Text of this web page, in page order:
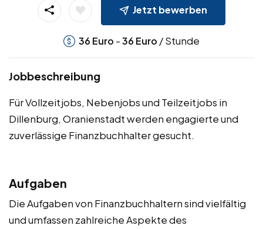
Jetzt bewerben
36 Euro -36 Euro / Stunde
Jobbeschreibung
Für Vollzeitjobs, Nebenjobs und Teilzeitjobs in
Dillenburg, Oranienstadt werden engagierte und
zuverlässige Finanzbuchhalter gesucht.
Aufgaben
Die Aufgaben von Finanzbuchhaltern sind vielfältig
und umfassen zahlreiche Aspekte des